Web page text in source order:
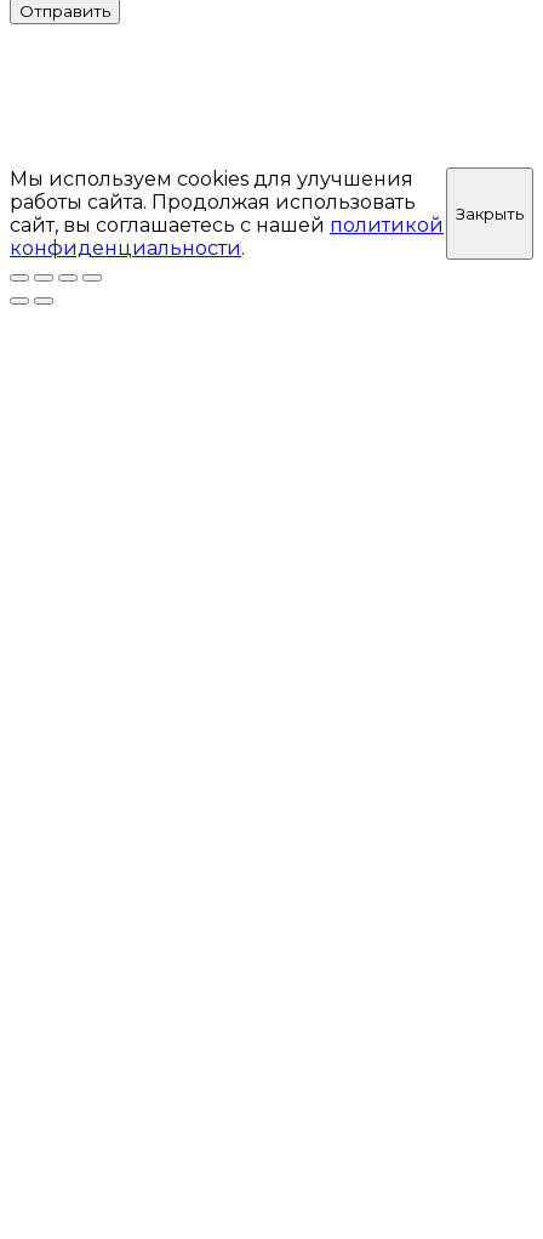
Отправить
Мы используем cookies для улучшения
работы сайта. Продолжая использовать
сайт, вы соглашаетесь с нашей политикой
конфиденциальности.
Закрыть